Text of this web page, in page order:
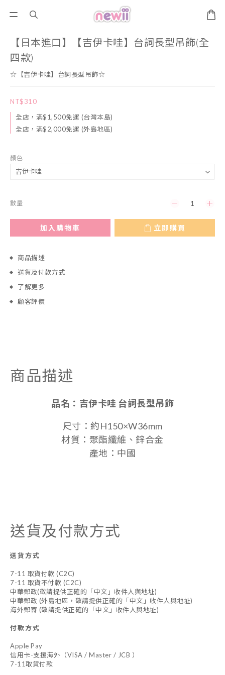
【日本進口】【吉伊卡哇】台詞長型吊飾(全
四款)
☆【吉伊卡哇】台詞長型吊飾☆
NT$310
全店，滿$1,500免運 (台灣本島)
全店，滿$2,000免運 (外島地區)
顏色
數量
加入購物車 立即購買
商品描述
送貨及付款方式
了解更多
顧客評價
商品描述
品名： 吉伊卡哇 台詞長型吊飾
尺寸：約H150×W36mm
材質：聚酯纖維、鋅合金
產地：中國
送貨及付款方式
送貨方式
7-11 取貨付款 (C2C)
7-11 取貨不付款 (C2C)
中華郵政(敬請提供正確的「中文」收件人與地址)
中華郵政 (外島地區，敬請提供正確的「中文」收件人與地址)
海外郵寄 (敬請提供正確的「中文」收件人與地址)
付款方式
Apple Pay
信用卡-支援海外（VISA / Master / JCB ）
7-11取貨付款